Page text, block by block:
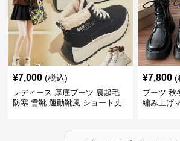
¥7,000 (税込)
レディース 厚底ブーツ 裏起毛
防寒 雪靴 運動靴風 ショート丈
¥7,800 (
ブーツ 秋
編み上げ